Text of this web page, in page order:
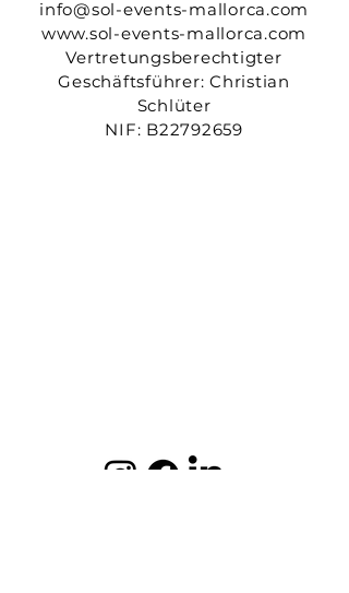
info@sol-events-mallorca.com
www.sol-events-mallorca.com
Vertretungsberechtigter
Geschäftsführer: Christian
Schlüter
NIF: B22792659